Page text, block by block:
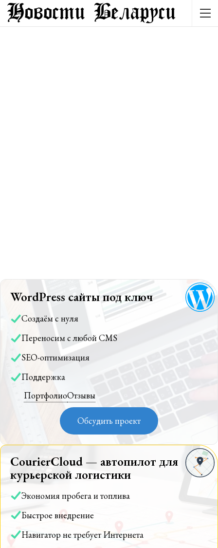
WordPress сайты под ключ
Создаём с нуля
Переносим с любой CMS
SEO-оптимизация
Поддержка
ПортфолиоОтзывы
Обсудить проект
CourierCloud — автопилот для
курьерской логистики
Экономия пробега и топлива
Быстрое внедрение
Навигатор не требует Интернета